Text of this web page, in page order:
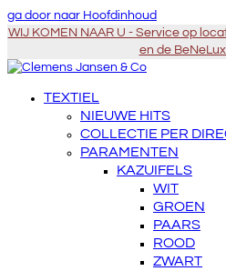
ga door naar Hoofdinhoud
WIJ KOMEN NAAR U - Service op
en de
TEXTIEL
NIEUWE HITS
COLLECTIE PER
PARAMENTEN
KAZUIFELS
WIT
GROEN
PAARS
ROOD
ZWART